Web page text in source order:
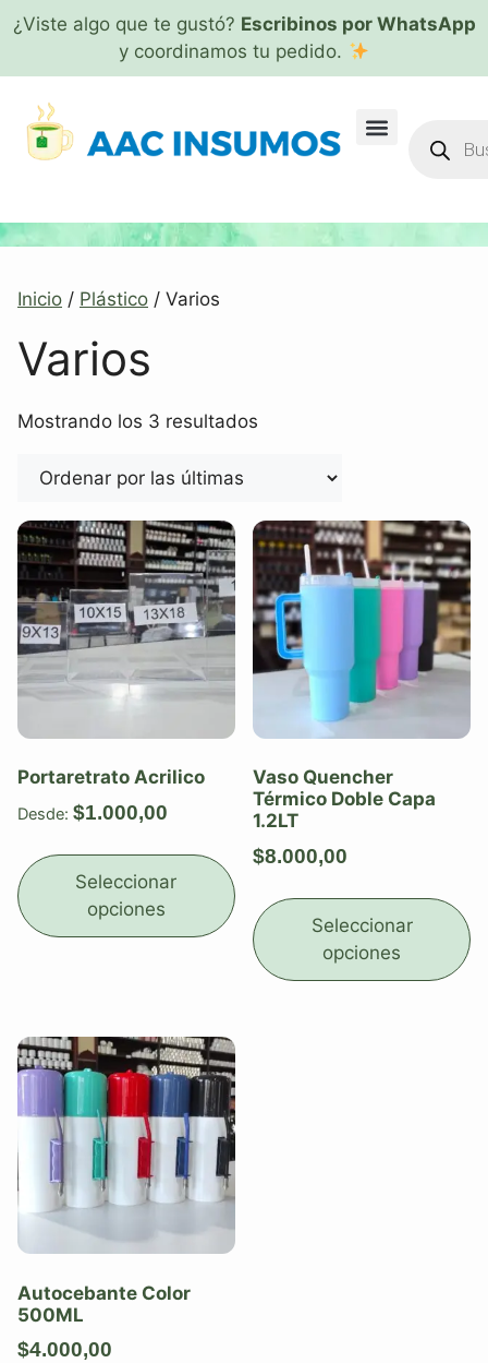
¿Viste algo que te gustó? Escribinos por WhatsApp
y coordinamos tu pedido.
Inicio / Plástico / Varios
Varios
Mostrando los 3 resultados
Portaretrato Acrilico
Desde: $1.000,00
Seleccionar
opciones
Vaso Quencher
Térmico Doble Capa
1.2LT
$8.000,00
Seleccionar
opciones
Autocebante Color
500ML
$4.000,00